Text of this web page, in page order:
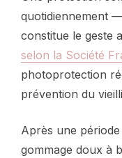
quotidiennement
constitue le geste
selon la Société
photoprotection
prévention du
Après une période
gommage doux à